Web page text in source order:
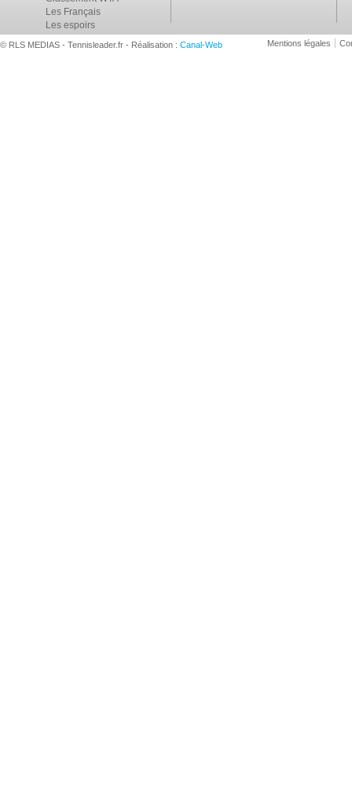
Les Français
Les espoirs
© RLS MEDIAS - Tennisleader.fr - Réalisation : Canal-Web Mentions légales